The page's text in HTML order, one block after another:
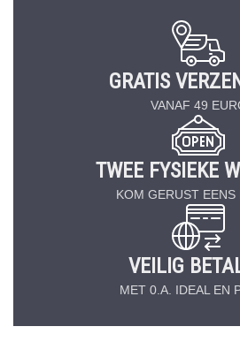
GRATIS
VANAF 49
TWEE FYSIEKE
KOM GERUST EENS
VEILIG
MET 0.A. IDEAL EN